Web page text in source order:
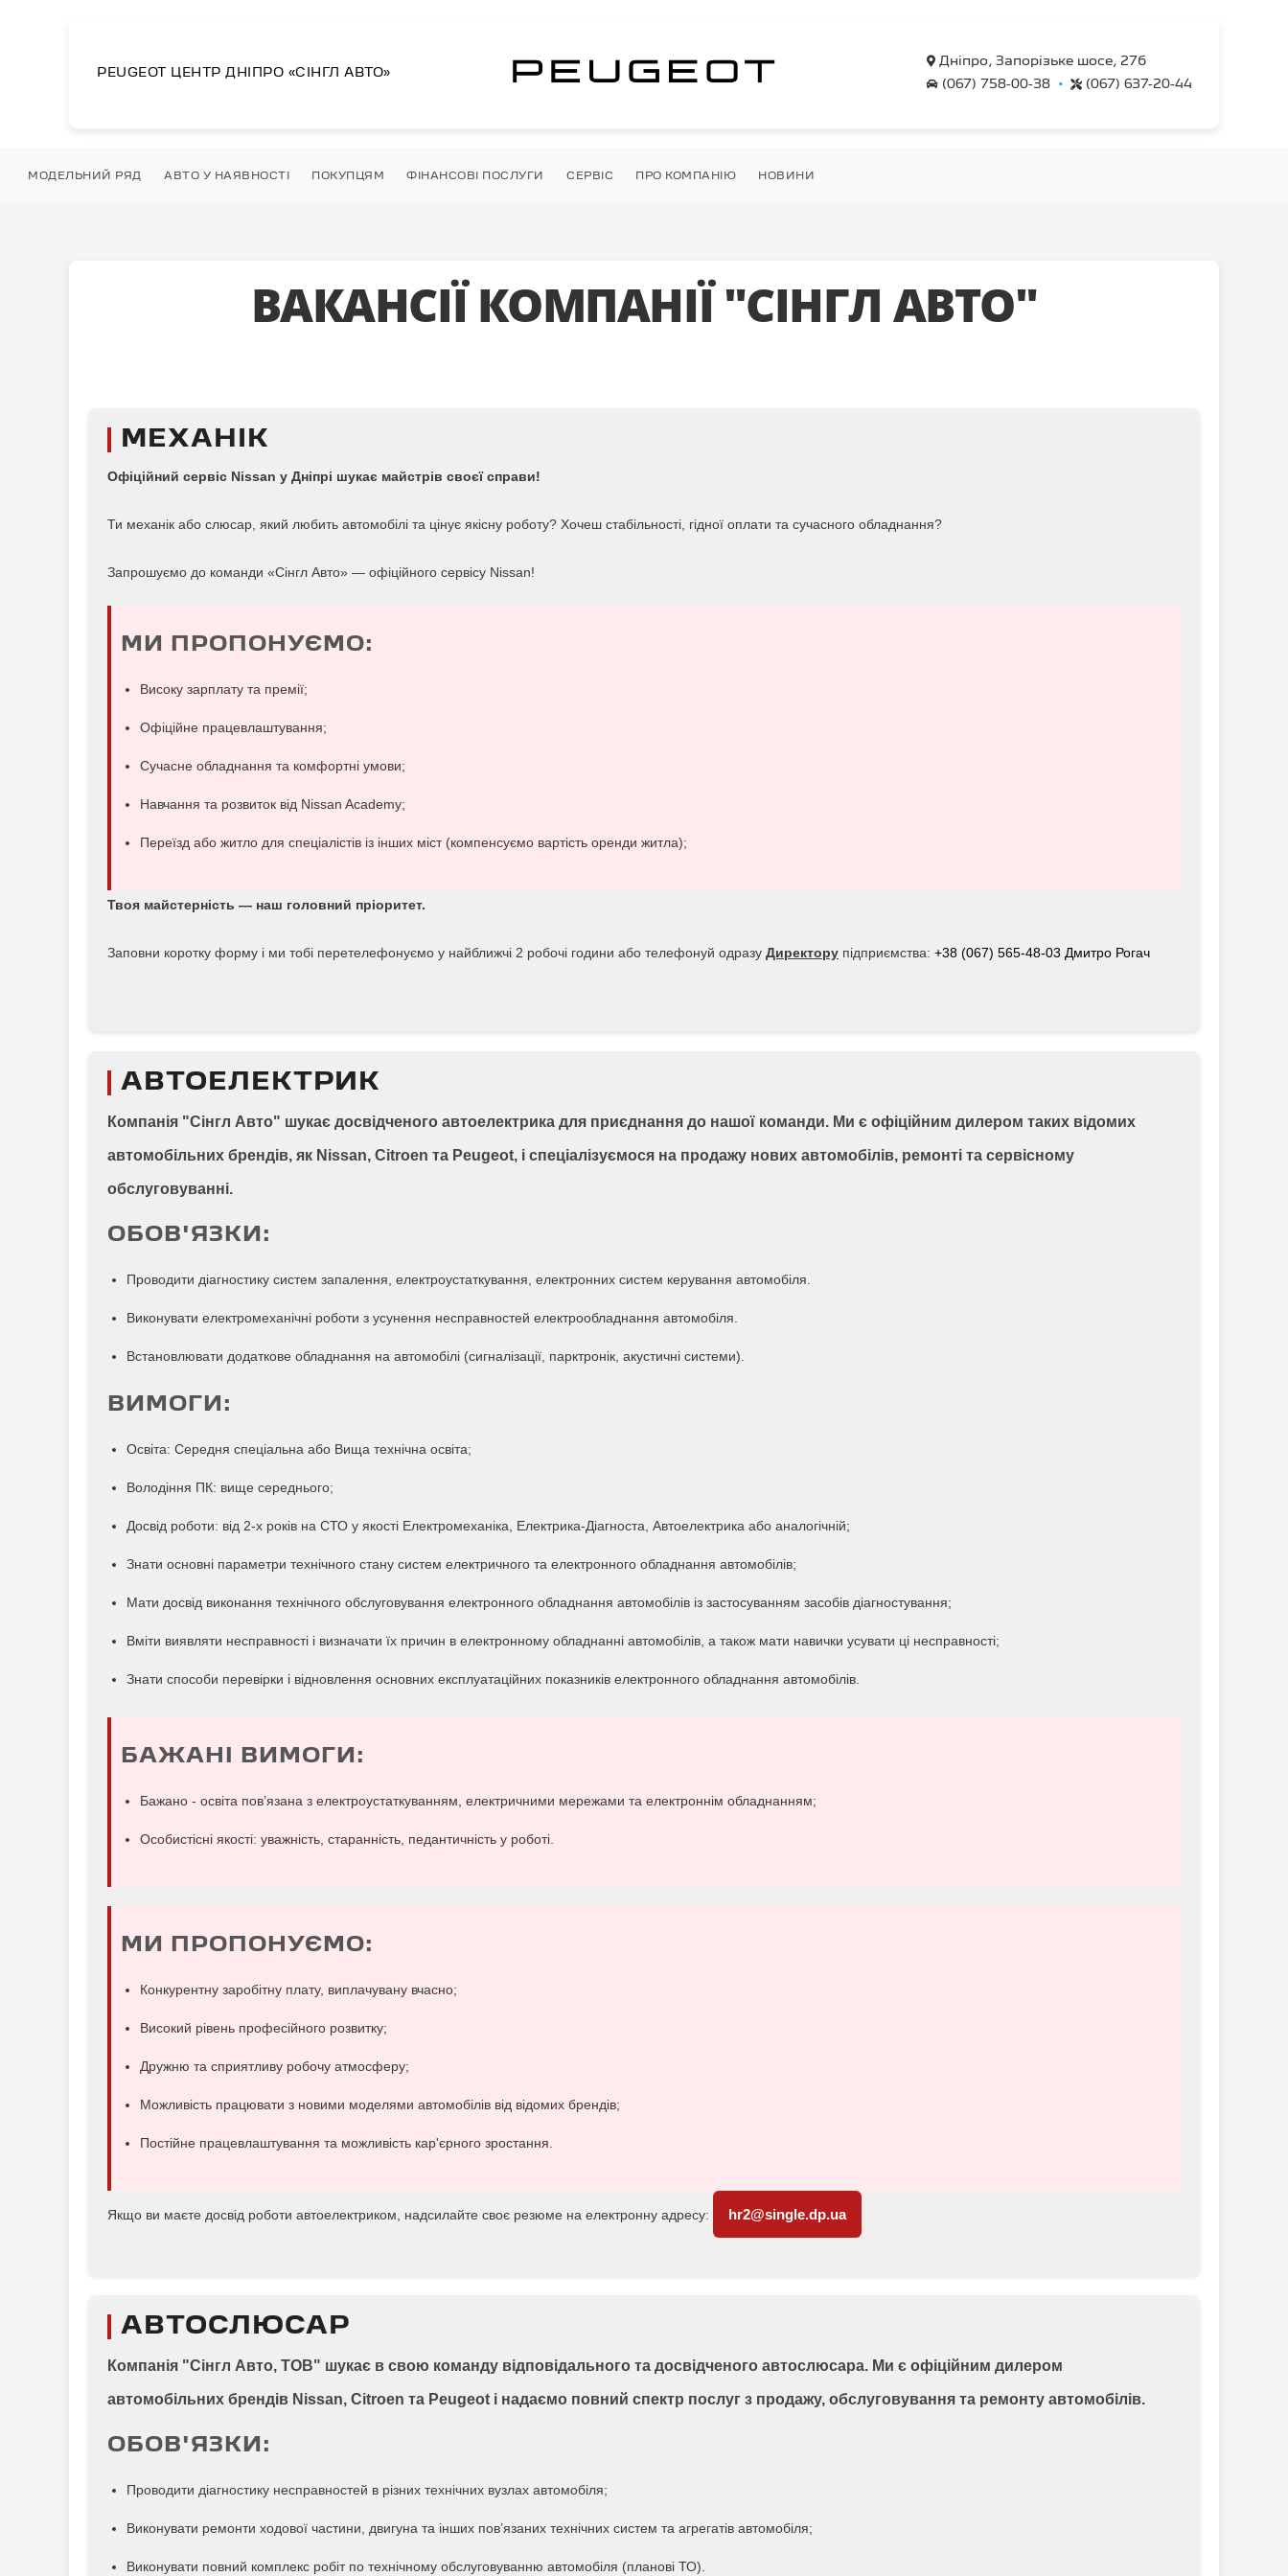
PEUGEOT ЦЕНТР ДНІПРО «СІНГЛ АВТО»
Дніпро, Запорізьке шосе, 27б
(067) 758-00-38
• (067) 637-20-44
МОДЕЛЬНИЙ РЯД АВТО У НАЯВНОСТІ ПОКУПЦЯМ ФІНАНСОВІ ПОСЛУГИ СЕРВІС ПРО КОМПАНІЮ НОВИНИ
ВАКАНСІЇ КОМПАНІЇ "СІНГЛ АВТО"
МЕХАНІК
Офіційний сервіс Nissan у Дніпрі шукає майстрів своєї справи!
Ти механік або слюсар, який любить автомобілі та цінує якісну роботу? Хочеш стабільності, гідної оплати та сучасного обладнання?
Запрошуємо до команди «Сінгл Авто» — офіційного сервісу Nissan!
МИ ПРОПОНУЄМО:
Високу зарплату та премії;
Офіційне працевлаштування;
Сучасне обладнання та комфортні умови;
Навчання та розвиток від Nissan Academy;
Переїзд або житло для спеціалістів із інших міст (компенсуємо вартість оренди житла);
Твоя майстерність — наш головний пріоритет.
Заповни коротку форму і ми тобі перетелефонуємо у найближчі 2 робочі години або телефонуй одразу Директору підприємства: +38 (067) 565-48-03 Дмитро Рогач
АВТОЕЛЕКТРИК
Компанія "Сінгл Авто" шукає досвідченого автоелектрика для приєднання до нашої команди. Ми є офіційним дилером таких відомих
автомобільних брендів, як Nissan, Citroen та Peugeot, і спеціалізуємося на продажу нових автомобілів, ремонті та сервісному
обслуговуванні.
ОБОВ'ЯЗКИ:
Проводити діагностику систем запалення, електроустаткування, електронних систем керування автомобіля.
Виконувати електромеханічні роботи з усунення несправностей електрообладнання автомобіля.
Встановлювати додаткове обладнання на автомобілі (сигналізації, парктронік, акустичні системи).
ВИМОГИ:
Освіта: Середня спеціальна або Вища технічна освіта;
Володіння ПК: вище середнього;
Досвід роботи: від 2-х років на СТО у якості Електромеханіка, Електрика-Діагноста, Автоелектрика або аналогічній;
Знати основні параметри технічного стану систем електричного та електронного обладнання автомобілів;
Мати досвід виконання технічного обслуговування електронного обладнання автомобілів із застосуванням засобів діагностування;
Вміти виявляти несправності і визначати їх причин в електронному обладнанні автомобілів, а також мати навички усувати ці несправності;
Знати способи перевірки і відновлення основних експлуатаційних показників електронного обладнання автомобілів.
БАЖАНІ ВИМОГИ:
Бажано - освіта пов’язана з електроустаткуванням, електричними мережами та електроннім обладнанням;
Особистісні якості: уважність, старанність, педантичність у роботі.
МИ ПРОПОНУЄМО:
Конкурентну заробітну плату, виплачувану вчасно;
Високий рівень професійного розвитку;
Дружню та сприятливу робочу атмосферу;
Можливість працювати з новими моделями автомобілів від відомих брендів;
Постійне працевлаштування та можливість кар'єрного зростання.
Якщо ви маєте досвід роботи автоелектриком, надсилайте своє резюме на електронну адресу: hr2@single.dp.ua
АВТОСЛЮСАР
Компанія "Сінгл Авто, ТОВ" шукає в свою команду відповідального та досвідченого автослюсара. Ми є офіційним дилером
автомобільних брендів Nissan, Citroen та Peugeot і надаємо повний спектр послуг з продажу, обслуговування та ремонту автомобілів.
ОБОВ'ЯЗКИ:
Проводити діагностику несправностей в різних технічних вузлах автомобіля;
Виконувати ремонти ходової частини, двигуна та інших пов’язаних технічних систем та агрегатів автомобіля;
Виконувати повний комплекс робіт по технічному обслуговуванню автомобіля (планові ТО).